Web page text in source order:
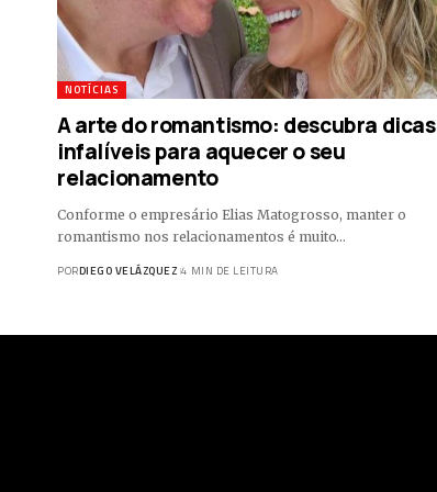
NOTÍCIAS
A arte do romantismo: descubra dicas
infalíveis para aquecer o seu
relacionamento
Conforme o empresário Elias Matogrosso, manter o
romantismo nos relacionamentos é muito…
PORDIEGO VELÁZQUEZ 4 MIN DE LEITURA